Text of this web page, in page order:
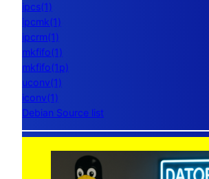
ipcs(1)
ipcmk(1)
ipcrm(1)
mkfifo(1)
mkfifo(1p)
uconv(1)
iconv(1)
Debian Source list